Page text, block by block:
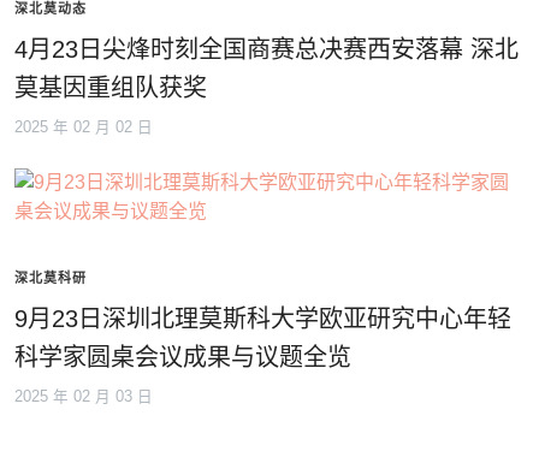
深北莫动态
4月23日尖烽时刻全国商赛总决赛西安落幕 深北
莫基因重组队获奖
2025 年 02 月 02 日
深北莫科研
9月23日深圳北理莫斯科大学欧亚研究中心年轻
科学家圆桌会议成果与议题全览
2025 年 02 月 03 日